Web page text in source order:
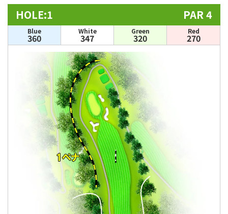
HOLE:1 PAR 4
Blue
360
White
347
Green
320
Red
270